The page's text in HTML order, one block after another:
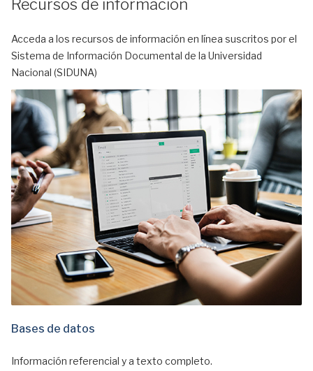
Recursos de información
Acceda a los recursos de información en línea suscritos por el
Sistema de Información Documental de la Universidad
Nacional (SIDUNA)
Bases de datos
Información referencial y a texto completo.